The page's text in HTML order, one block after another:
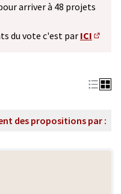
arriver à 48 projets
du vote c'est parICI
des propositions par :